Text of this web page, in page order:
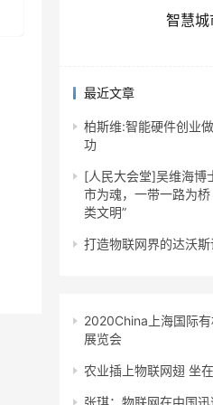
智慧城
最近文章
柏斯维:智能硬件创业
功
[人民大会堂]吴维海博
市为魂，一带一路为
类文明”
打造物联网界的达沃
2020China上海国际
展览会
农业插上物联网翅 坐